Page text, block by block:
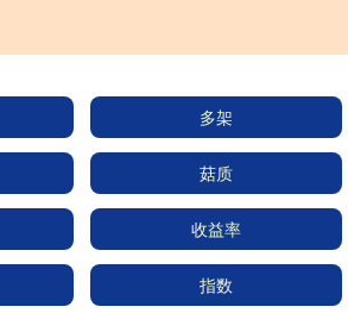
多架
菇质
收益率
指数